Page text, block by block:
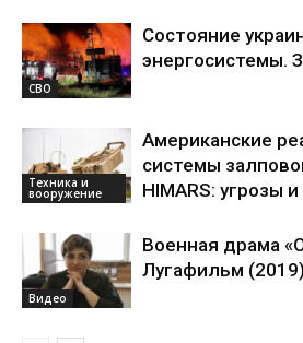
СВО
Состояние
энергосистемы.
Техника и
вооружение
Американские
системы
HIMARS: угрозы
Видео
Военная драма
Лугафильм (2019)